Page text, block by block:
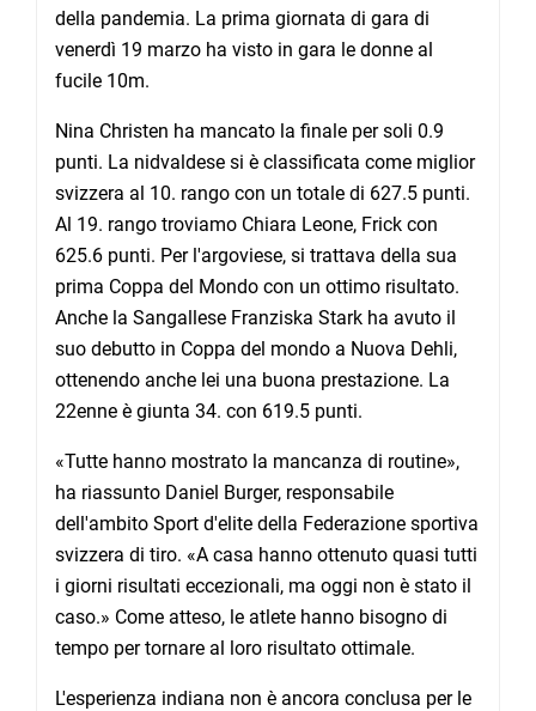
della pandemia. La prima giornata di gara di
venerdì 19 marzo ha visto in gara le donne al
fucile 10m.
Nina Christen ha mancato la finale per soli 0.9
punti. La nidvaldese si è classificata come miglior
svizzera al 10. rango con un totale di 627.5 punti.
Al 19. rango troviamo Chiara Leone, Frick con
625.6 punti. Per l'argoviese, si trattava della sua
prima Coppa del Mondo con un ottimo risultato.
Anche la Sangallese Franziska Stark ha avuto il
suo debutto in Coppa del mondo a Nuova Dehli,
ottenendo anche lei una buona prestazione. La
22enne è giunta 34. con 619.5 punti.
«Tutte hanno mostrato la mancanza di routine»,
ha riassunto Daniel Burger, responsabile
dell'ambito Sport d'elite della Federazione sportiva
svizzera di tiro. «A casa hanno ottenuto quasi tutti
i giorni risultati eccezionali, ma oggi non è stato il
caso.» Come atteso, le atlete hanno bisogno di
tempo per tornare al loro risultato ottimale.
L'esperienza indiana non è ancora conclusa per le